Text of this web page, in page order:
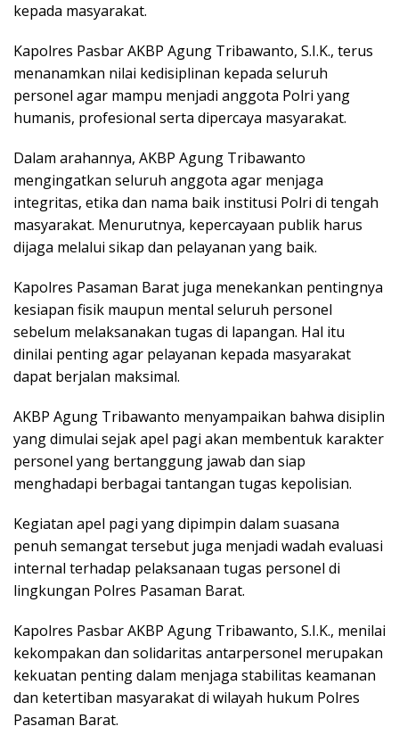
kepada masyarakat.
Kapolres Pasbar AKBP Agung Tribawanto, S.I.K., terus
menanamkan nilai kedisiplinan kepada seluruh
personel agar mampu menjadi anggota Polri yang
humanis, profesional serta dipercaya masyarakat.
Dalam arahannya, AKBP Agung Tribawanto
mengingatkan seluruh anggota agar menjaga
integritas, etika dan nama baik institusi Polri di tengah
masyarakat. Menurutnya, kepercayaan publik harus
dijaga melalui sikap dan pelayanan yang baik.
Kapolres Pasaman Barat juga menekankan pentingnya
kesiapan fisik maupun mental seluruh personel
sebelum melaksanakan tugas di lapangan. Hal itu
dinilai penting agar pelayanan kepada masyarakat
dapat berjalan maksimal.
AKBP Agung Tribawanto menyampaikan bahwa disiplin
yang dimulai sejak apel pagi akan membentuk karakter
personel yang bertanggung jawab dan siap
menghadapi berbagai tantangan tugas kepolisian.
Kegiatan apel pagi yang dipimpin dalam suasana
penuh semangat tersebut juga menjadi wadah evaluasi
internal terhadap pelaksanaan tugas personel di
lingkungan Polres Pasaman Barat.
Kapolres Pasbar AKBP Agung Tribawanto, S.I.K., menilai
kekompakan dan solidaritas antarpersonel merupakan
kekuatan penting dalam menjaga stabilitas keamanan
dan ketertiban masyarakat di wilayah hukum Polres
Pasaman Barat.